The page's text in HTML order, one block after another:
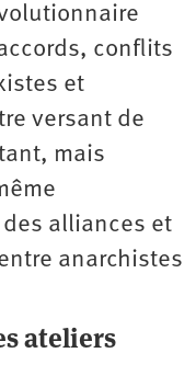
conflits
et
versant de
mais
alliances et
anarchistes
ateliers